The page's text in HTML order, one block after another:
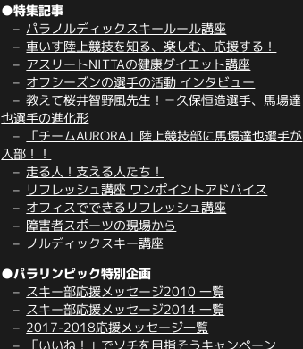
●特集記事
パラノルディックスキールール講座
車いす陸上競技を知る、楽しむ、応援する！
アスリートNITTAの健康ダイエット講座
オフシーズンの選手の活動 インタビュー
教えて桜井智野風先生！－久保恒造選手、馬場達
也選手の進化形
「チームAURORA」陸上競技部に馬場達也選手が
入部！！
走る人！支える人たち！
リフレッシュ講座 ワンポイントアドバイス
オフィスでできるリフレッシュ講座
障害者スポーツの現場から
ノルディックスキー講座
●パラリンピック特別企画
スキー部応援メッセージ2010 一覧
スキー部応援メッセージ2014 一覧
2017-2018応援メッセージ一覧
「いいね！」でソチを目指そうキャンペーン